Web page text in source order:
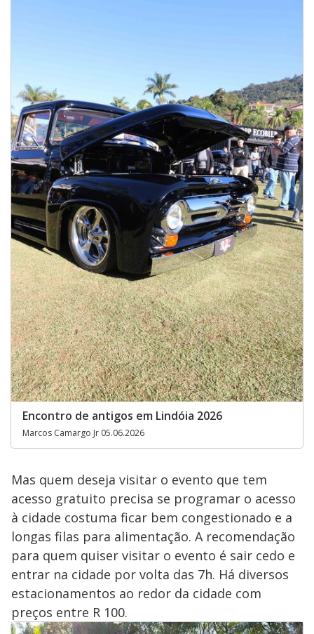
Encontro de antigos em Lindóia 2026
Marcos Camargo Jr 05.06.2026
Mas quem deseja visitar o evento que tem
acesso gratuito precisa se programar o acesso
à cidade costuma ficar bem congestionado e a
longas filas para alimentação. A recomendação
para quem quiser visitar o evento é sair cedo e
entrar na cidade por volta das 7h. Há diversos
estacionamentos ao redor da cidade com
preços entre R 100.